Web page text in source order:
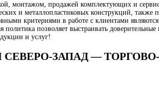
монтажом, продажей комплектующих и
и металлопластиковых конструкций, также
критериями в работе с клиентами
позволяет выстраивать
и услуг!
СЕВЕРО-ЗАПАД —